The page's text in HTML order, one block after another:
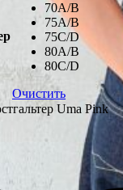
70A/B
75A/B
75C/D
80A/B
80C/D
Очистить
Uma Pink